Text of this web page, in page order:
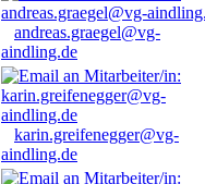
andreas.graegel@vg-
aindling.de
karin.greifenegger@vg-
aindling.de